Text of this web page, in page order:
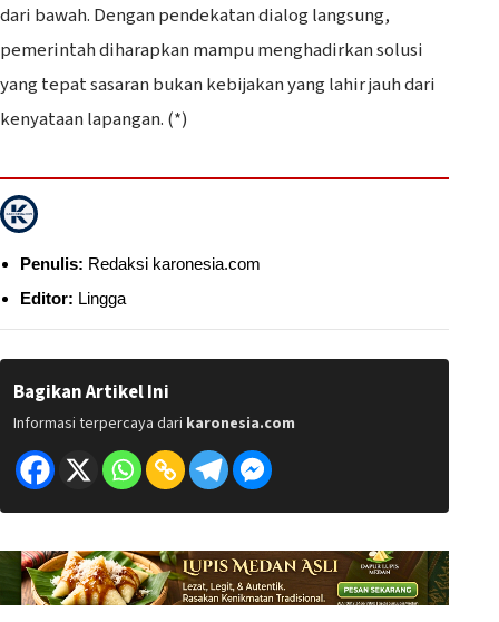
dari bawah. Dengan pendekatan dialog langsung,
pemerintah diharapkan mampu menghadirkan solusi
yang tepat sasaran bukan kebijakan yang lahir jauh dari
kenyataan lapangan. (*)
Penulis: Redaksi karonesia.com
Editor: Lingga
Bagikan Artikel Ini
Informasi terpercaya dari karonesia.com